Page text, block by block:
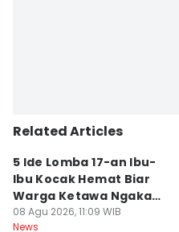
Related Articles
5 Ide Lomba 17-an Ibu-
Ibu Kocak Hemat Biar
Warga Ketawa Ngakak
Pas Hari Kemerdekaan
08 Agu 2026, 11:09 WIB
News